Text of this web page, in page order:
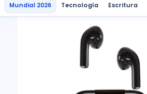
Mundial 2026 Tecnología Escritura